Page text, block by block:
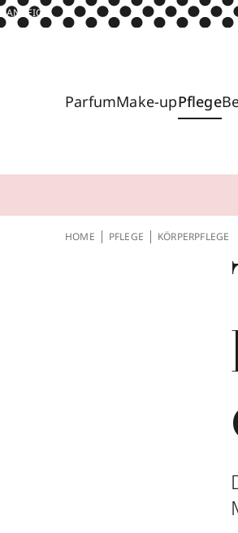
ANZEIGE
ParfumMake-upPflege
HOME PFLEGE KÖRPERPFLEGE